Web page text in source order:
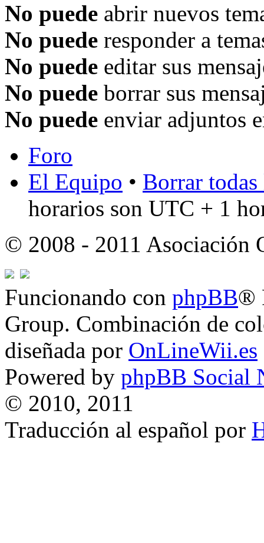
No puede abrir nuevos
No puede responder a
No puede editar sus
No puede borrar sus
No puede enviar adjuntos
Foro
El Equipo • Borrar
horarios son UTC + 1
© 2008 - 2011 Asociación
Funcionando con phpBB®
Group. Combinación de
diseñada por OnLineWii.es
Powered by phpBB Social
© 2010, 2011
Traducción al español por